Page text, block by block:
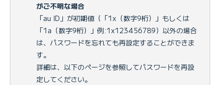
がご不明な場合
「au ID」が初期値（「1x（数字9桁）」もしくは
「1a（数字9桁）」例:1x123456789）以外の場合
は、パスワードを忘れても再設定することができま
す。
詳細は、以下のページを参照してパスワードを再設
定してください。